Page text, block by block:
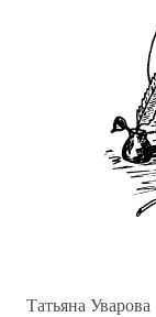
Татьяна Уварова